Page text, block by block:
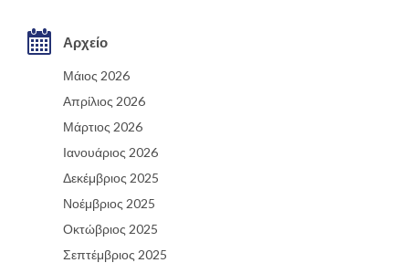
Αρχείο
Μάιος 2026
Απρίλιος 2026
Μάρτιος 2026
Ιανουάριος 2026
Δεκέμβριος 2025
Νοέμβριος 2025
Οκτώβριος 2025
Σεπτέμβριος 2025